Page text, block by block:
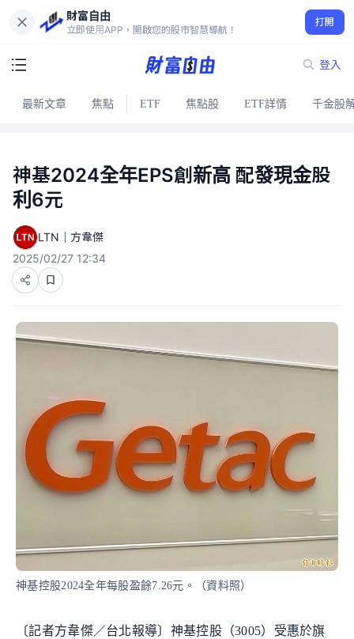
財富自由
立即使用APP，開啟您的股市智慧導航！
打開
登入
最新文章 焦點 ETF 焦點股 ETF詳情 千金股
神基2024全年EPS創新高 配發現金股
利6元
LTN｜方韋傑
2025/02/27 12:34
神基控股2024全年每股盈餘7.26元。（資料照）
〔記者方韋傑／台北報導〕神基控股（3005）受惠於旗